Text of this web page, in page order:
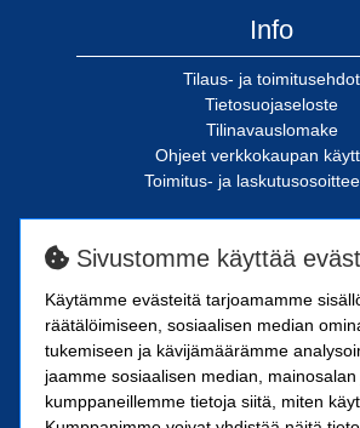
Info
Tilaus- ja toimitusehdot
Tietosuojaseloste
Tilinavauslomake
Ohjeet verkkokaupan
Toimitus- ja
SN-Kiinnike
Riimukatu 18
20380 Turku
SN-Kiinnike
Kuoppamäentie 10
Sivustomme käyttää
Käytämme evästeitä tarjoamamme
räätälöimiseen, sosiaalisen median
tukemiseen ja kävijämäärämme
jaamme sosiaalisen median,
kumppaneillemme tietoja siitä, miten